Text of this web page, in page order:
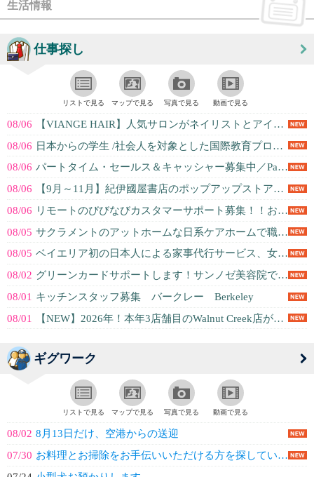
生活情報
仕事探し
リストで見る マップで見る 写真で見る 動画で見る
08/06
【VIANGE HAIR】人気サロンがネイリストとアイリストを募集☆あなたの...
08/06 日本からの学生 /社会人を対象とした国際教育プログラムの企画/ 運営に参加し...
08/06 パートタイム・セールス＆キャッシャー募集中／Part-time sales ...
08/06
【9月～11月】紀伊國屋書店のポップアップストアで販売員をしませんか？
08/06 リモートのびびなびカスタマーサポート募集！！お客様の立場に立って親身な対応が...
08/05 サクラメントのアットホームな日系ケアホームで職員を募集しています。未経験も安...
08/05 ベイエリア初の日本人による家事代行サービス、女性の働きやすさを重視した会社で...
08/02 グリーンカードサポートします！サンノゼ美容院で、スタイリスト募集！日曜のみO...
08/01 キッチンスタッフ募集 バークレー Berkeley
08/01
【NEW】2026年！本年3店舗目のWalnut Creek店が5月オープン...
ギグワーク
リストで見る マップで見る 写真で見る 動画で見る
08/02 8月13日だけ、空港からの送迎
07/30 お料理とお掃除をお手伝いいただける方を探しています（西メンローパーク）